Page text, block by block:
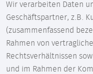
Wir verarbeiten Daten
Geschäftspartner, z.B.
(zusammenfassend
Rahmen von
Rechtsverhältnissen
und im Rahmen der